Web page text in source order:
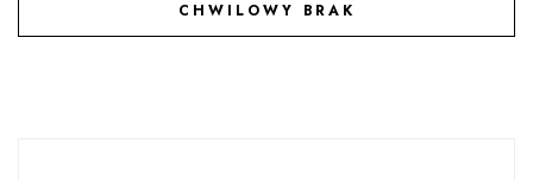
CHWILOWY BRAK
DODAJ DO ULUBIONYCH